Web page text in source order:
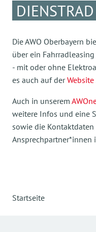
Die AWO Oberbayern
über ein
- mit oder ohne
es auch auf der
Auch in unserem
weitere Infos und eine
sowie die
Ansprechpartner*innen
Startseite